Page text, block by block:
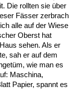
Die rollten sie über
Fässer zerbrach
alle auf der Wiese
Oberst hat
sehen. Als er
sah er auf dem
wie man es
Maschina,
Papier, spannt es